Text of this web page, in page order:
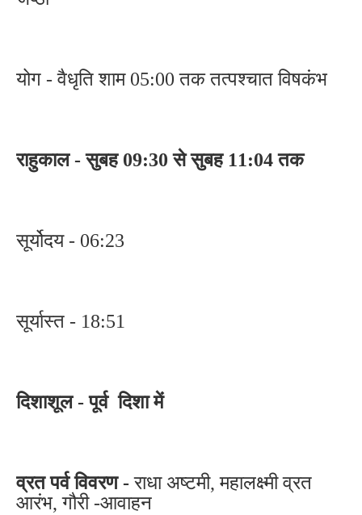
योग - वैधृति शाम 05:00 तक तत्पश्चात विषकंभ
राहुकाल - सुबह 09:30 से सुबह 11:04 तक
सूर्योदय - 06:23
सूर्यास्त - 18:51
दिशाशूल - पूर्व दिशा में
व्रत पर्व विवरण -राधा अष्टमी, महालक्ष्मी व्रत
आरंभ, गौरी -आवाहन